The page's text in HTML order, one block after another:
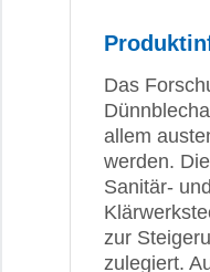
Das
allem
werden.
Sanitär-
zur
zulegiert.